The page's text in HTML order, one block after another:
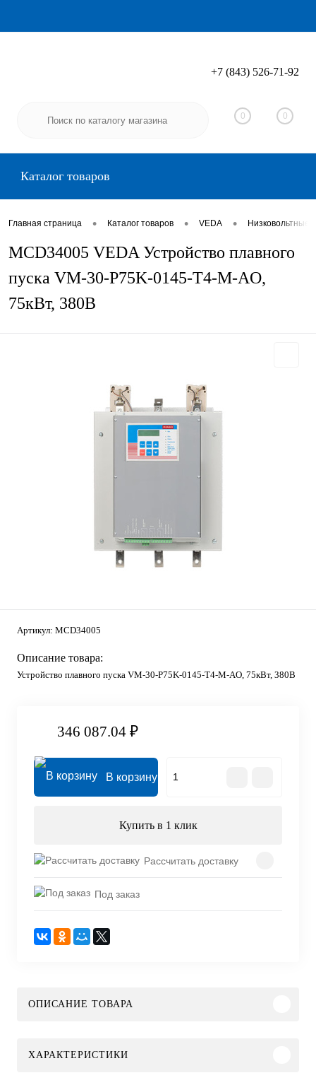
Вход Регистрация
+7 (843) 526-71-92
0 0
Каталог товаров
Главная страница • Каталог товаров • VEDA •
MCD34005 VEDA Устройство плавного
пуска VM-30-P75K-0145-T4-M-AO,
75кВт, 380В
Артикул: MCD34005
Описание товара:
Устройство плавного пуска VM-30-P75K-0145-T4-M-AO, 75кВт, 380В
346 087.04 ₽
В корзину
Купить в 1 клик
Рассчитать доставку
Под заказ
ОПИСАНИЕ ТОВАРА
ХАРАКТЕРИСТИКИ